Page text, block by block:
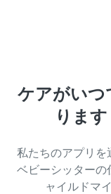
ケアがいつ
りま
私たちのアプリを
ベビーシッターの
ャイルドマ